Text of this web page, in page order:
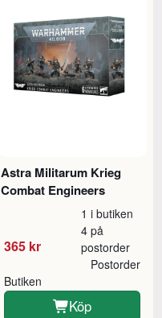
Astra Militarum Krieg
Combat Engineers
365 kr
1 i butiken
4 på
postorder
Butiken
Postorder
Köp